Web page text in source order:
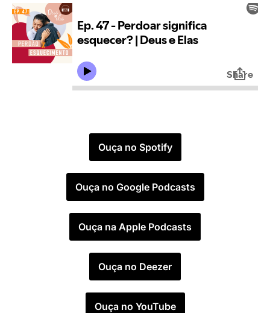
Ouça no Spotify
Ouça no Google Podcasts
Ouça na Apple Podcasts
Ouça no Deezer
Ouça no YouTube